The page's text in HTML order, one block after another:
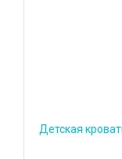
Детская